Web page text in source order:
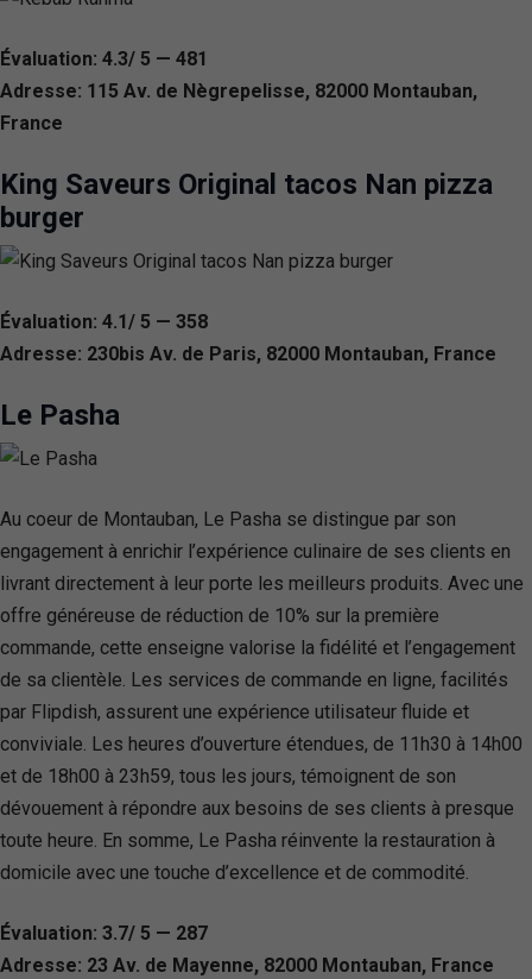
Évaluation: 4.3/ 5 — 481
Adresse: 115 Av. de Nègrepelisse, 82000 Montauban,
France
King Saveurs Original tacos Nan pizza
burger
Évaluation: 4.1/ 5 — 358
Adresse: 230bis Av. de Paris, 82000 Montauban, France
Le Pasha
Au coeur de Montauban, Le Pasha se distingue par son
engagement à enrichir l’expérience culinaire de ses clients en
livrant directement à leur porte les meilleurs produits. Avec une
offre généreuse de réduction de 10% sur la première
commande, cette enseigne valorise la fidélité et l’engagement
de sa clientèle. Les services de commande en ligne, facilités
par Flipdish, assurent une expérience utilisateur fluide et
conviviale. Les heures d’ouverture étendues, de 11h30 à 14h00
et de 18h00 à 23h59, tous les jours, témoignent de son
dévouement à répondre aux besoins de ses clients à presque
toute heure. En somme, Le Pasha réinvente la restauration à
domicile avec une touche d’excellence et de commodité.
Évaluation: 3.7/ 5 — 287
Adresse: 23 Av. de Mayenne, 82000 Montauban, France